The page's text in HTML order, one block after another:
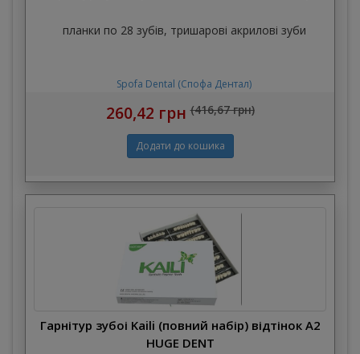
планки по 28 зубів, тришарові акрилові зуби
Spofa Dental (Спофа Дентал)
260,42 грн (416,67 грн)
Гарнітур зубоі Kaili (повний набір) відтінок А2
HUGE DENT